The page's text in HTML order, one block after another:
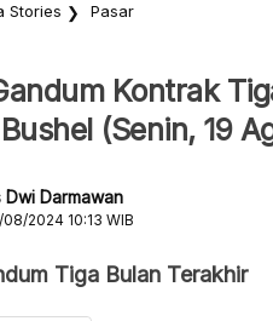
Stories Pasar
Kontrak
(Senin, 19
Dwi Darmawan
08/2024 10:13 WIB
Tiga Bulan Terakhir